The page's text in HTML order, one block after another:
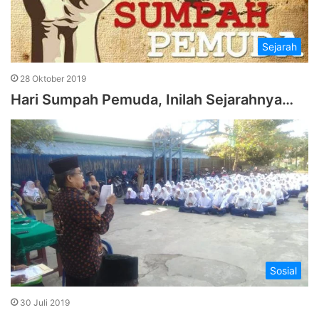
Sejarah
28 Oktober 2019
Hari Sumpah Pemuda, Inilah Sejarahnya…
Sosial
30 Juli 2019